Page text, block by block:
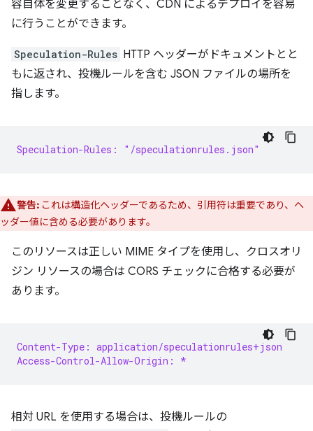
容自体を変更することなく、CDN によるデプロイを容易
に行うことができます。
Speculation-Rules HTTP ヘッダーがドキュメントとと
もに返され、投機ルールを含む JSON ファイルの場所を
指します。
Speculation-Rules: "/speculationrules.json"
警告: これは構造化ヘッダーであるため、引用符は重要であり、ヘ
ッダー値に含める必要があります。
このリソースは正しい MIME タイプを使用し、クロスオリ
ジン リソースの場合は CORS チェックに合格する必要が
あります。
Content-Type: application/speculationrules+json
Access-Control-Allow-Origin: *
相対 URL を使用する場合は、投機ルールの